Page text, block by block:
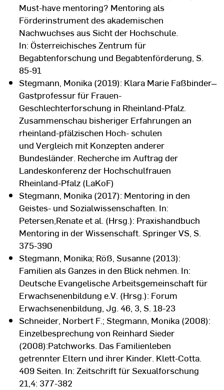
Must-have mentoring? Mentoring als
Förderinstrument des akademischen
Nachwuchses aus Sicht der Hochschule.
In: Österreichisches Zentrum für
Begabtenforschung und Begabtenförderung, S.
85-91
Stegmann, Monika (2019): Klara Marie Faßbinder ̶
Gastprofessur für Frauen-
Geschlechterforschung in Rheinland-Pfalz.
Zusammenschau bisheriger Erfahrungen an
rheinland-pfälzischen Hoch- schulen
und Vergleich mit Konzepten anderer
Bundesländer. Recherche im Auftrag der
Landeskonferenz der Hochschulfrauen
Rheinland-Pfalz (LaKoF)
Stegmann, Monika (2017): Mentoring in den
Geistes- und Sozialwissenschaften. In:
Petersen,Renate et al. (Hrsg.): Praxishandbuch
Mentoring in der Wissenschaft. Springer VS, S.
375-390
Stegmann, Monika; Röß, Susanne (2013):
Familien als Ganzes in den Blick nehmen. In:
Deutsche Evangelische Arbeitsgemeinschaft für
Erwachsenenbildung e.V. (Hrsg.): Forum
Erwachsenenbildung, Jg. 46, 3, S. 18-23
Schneider, Norbert F.; Stegmann, Monika (2008):
Einzelbesprechung von Reinhard Sieder
(2008):Patchworks. Das Familienleben
getrennter Eltern und ihrer Kinder. Klett-Cotta.
409 Seiten. In: Zeitschrift für Sexualforschung
21,4: 377-382